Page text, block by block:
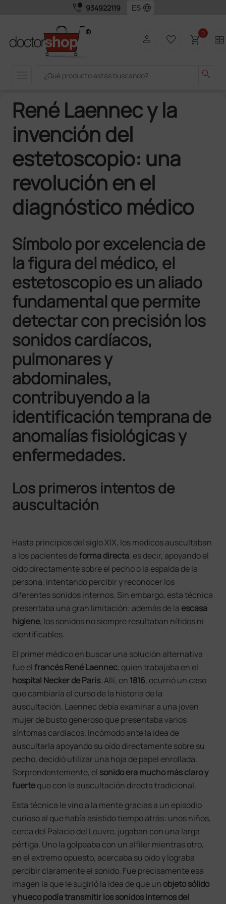
call_quality 934922119 language
menu search
person favorite_border shopping_cart0 two_pager
René Laennec y la
invención del
estetoscopio: una
revolución en el
diagnóstico médico
Símbolo por excelencia de
la figura del médico, el
estetoscopio es un aliado
fundamental que permite
detectar con precisión los
sonidos cardíacos,
pulmonares y
abdominales,
contribuyendo a la
identificación temprana de
anomalías fisiológicas y
enfermedades.
Los primeros intentos de
auscultación
Hasta principios del siglo XIX, los médicos auscultaban
a los pacientes deforma directa, es decir, apoyando el
oído directamente sobre el pecho o la espalda de la
persona, intentando percibir y reconocer los
diferentes sonidos internos. Sin embargo, esta técnica
presentaba una gran limitación: además de la escasa
higiene, los sonidos no siempre resultaban nítidos ni
identificables.
El primer médico en buscar una solución alternativa
fue elfrancés René Laennec, quien trabajaba en el
hospital Necker de París. Allí, en 1816, ocurrió un caso
que cambiaría el curso de la historia de la
auscultación. Laennec debía examinar a una joven
mujer de busto generoso que presentaba varios
síntomas cardíacos. Incómodo ante la idea de
auscultarla apoyando su oído directamente sobre su
pecho, decidió utilizar una hoja de papel enrollada.
Sorprendentemente, el sonido era mucho más claro y
fuerteque con la auscultación directa tradicional.
Esta técnica le vino a la mente gracias a un episodio
curioso al que había asistido tiempo atrás: unos niños,
cerca del Palacio del Louvre, jugaban con una larga
pértiga. Uno la golpeaba con un alfiler mientras otro,
en el extremo opuesto, acercaba su oído y lograba
percibir claramente el sonido. Fue precisamente esa
imagen la que le sugirió la idea de que un objeto sólido
y hueco podía transmitir los sonidos internos del